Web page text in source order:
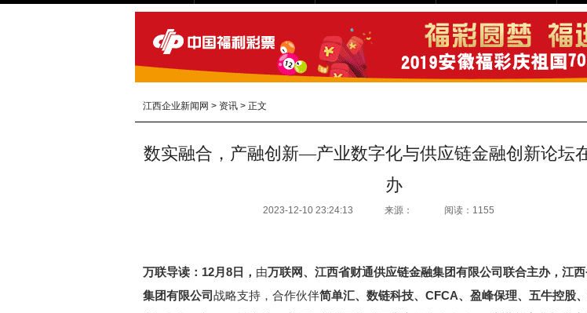
江西企业新闻网 > 资讯 > 正文
数实融合，产融创新—产业数字化与供应链金融创新论坛
办
2023-12-10 23:24:13 来源： 阅读：1155
万联导读：12月8日， 由万联网、江西省财通供应链金融集团有限公司联合主办，江
集团有限公司 战略支持，合作伙伴简单汇、数链科技、CFCA、盈峰保理、五牛控股、